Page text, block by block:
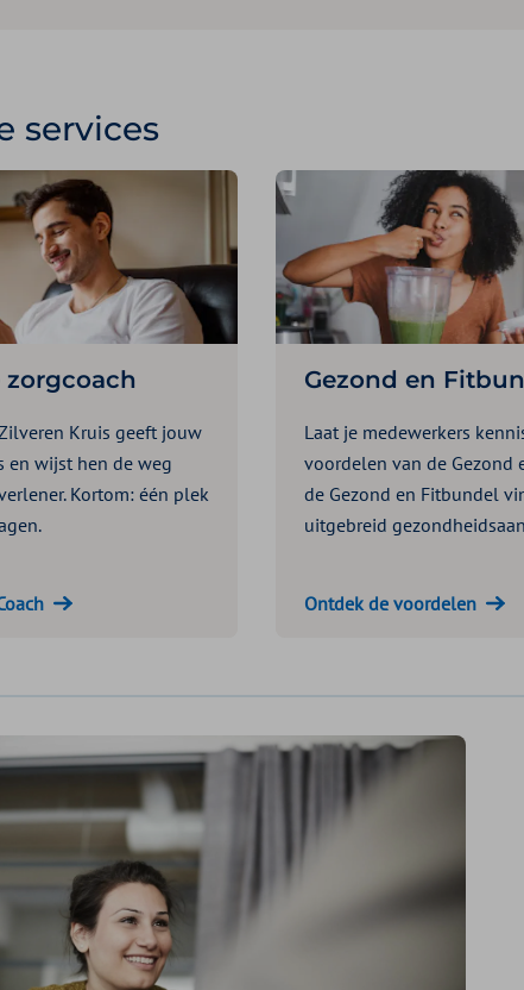
services
zorgcoach
Kruis geeft jouw
en wijst hen de weg
Kortom: één plek
Gezond en
Laat je medewerkers
voordelen van de Gezond
de Gezond en Fitbundel
uitgebreid
Ontdek de voordelen